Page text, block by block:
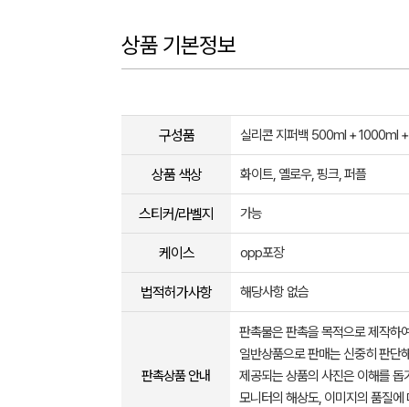
상품 기본정보
구성품 실리콘 지퍼백 500ml + 1000ml
상품 색상 화이트, 옐로우, 핑크, 퍼플
스티커/라벨지 가능
케이스 opp포장
법적허가사항 해당사항 없슴
판촉상품 안내
판촉물은 판촉을 목적으로 제작하
일반상품으로 판매는 신중히 판단
제공되는 상품의 사진은 이해를
모니터의 해상도, 이미지의 품질